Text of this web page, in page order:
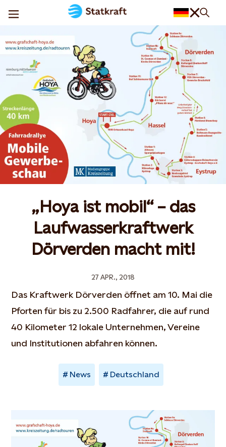
„Hoya ist mobil“ – das
Laufwasserkraftwerk
Dörverden macht mit!
27 APR., 2018
Das Kraftwerk Dörverden öffnet am 10. Mai die
Pforten für bis zu 2.500 Radfahrer, die auf rund
40 Kilometer 12 lokale Unternehmen, Vereine
und Institutionen abfahren können.
News Deutschland